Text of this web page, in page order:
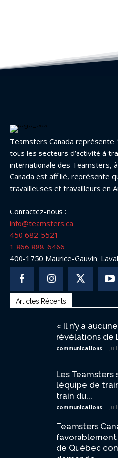
Teamsters Canada représente
tous les secteurs d’activité à
internationale des Teamsters,
Canada est affilié, représente
travailleuses et travailleurs en
Contactez-nous :
info@teamsters.ca
450 682-5521
1 866 888-6466
400-1750 Maurice-Gauvin,
Articles Récents
« Il n’y a
révélations de
communications -
Les
l’équipe de
train du...
communications -
Teamsters
favorablement
de Québec